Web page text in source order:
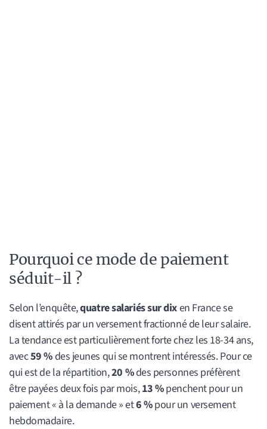
Pourquoi ce mode de paiement
séduit-il ?
Selon l’enquête,quatre salariés sur dixen France se
disent attirés par un versement fractionné de leur salaire.
La tendance est particulièrement forte chez les 18-34 ans,
avec59 %des jeunes qui se montrent intéressés. Pour ce
qui est de la répartition,20 %des personnes préfèrent
être payées deux fois par mois,13 %penchent pour un
paiement « à la demande » et6 %pour un versement
hebdomadaire.